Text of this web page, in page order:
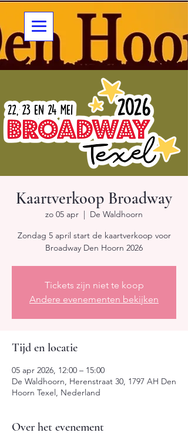
Kaartverkoop Broadway
zo 05 apr
  |
De Waldhoorn
Zondag 5 april start de kaartverkoop voor
Broadway Den Hoorn 2026
Tickets zijn niet te koop
Andere evenementen bekijken
Tijd en locatie
05 apr 2026, 12:00 – 15:00
De Waldhoorn, Herenstraat 30, 1797 AH Den
Hoorn Texel, Nederland
Over het evenement